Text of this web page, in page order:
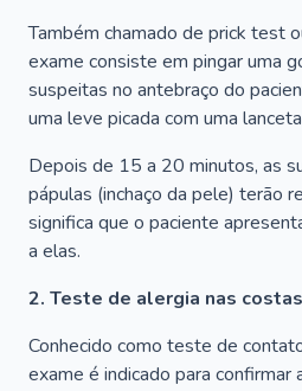
Também chamado de prick test
exame consiste em pingar uma
suspeitas no antebraço do
uma leve picada com uma
Depois de 15 a 20 minutos, as
pápulas (inchaço da pele) terão
significa que o paciente
a elas.
2. Teste de alergia nas costas
Conhecido como teste de
exame é indicado para confirmar